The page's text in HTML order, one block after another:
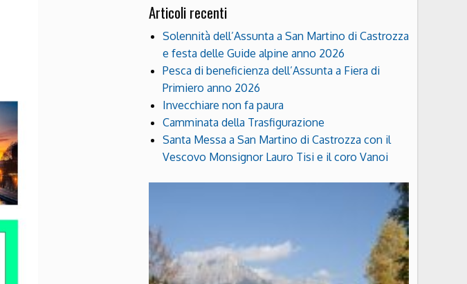
Articoli recenti
Solennità dell’Assunta a San Martino di Castrozza
e festa delle Guide alpine anno 2026
Pesca di beneficienza dell’Assunta a Fiera di
Primiero anno 2026
Invecchiare non fa paura
Camminata della Trasfigurazione
Santa Messa a San Martino di Castrozza con il
Vescovo Monsignor Lauro Tisi e il coro Vanoi